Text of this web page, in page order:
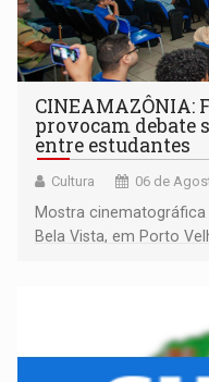
CINEAMAZÔNIA:
provocam debate
entre estudantes
Cultura 06 de
Mostra cinematográfica
Bela Vista, em Porto